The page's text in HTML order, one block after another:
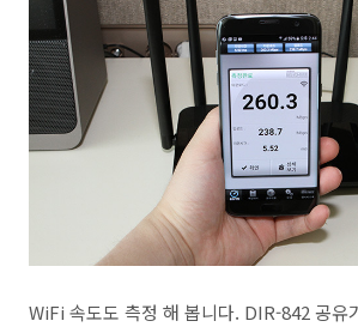
WiFi 속도도 측정 해 봅니다. DIR-842 공유